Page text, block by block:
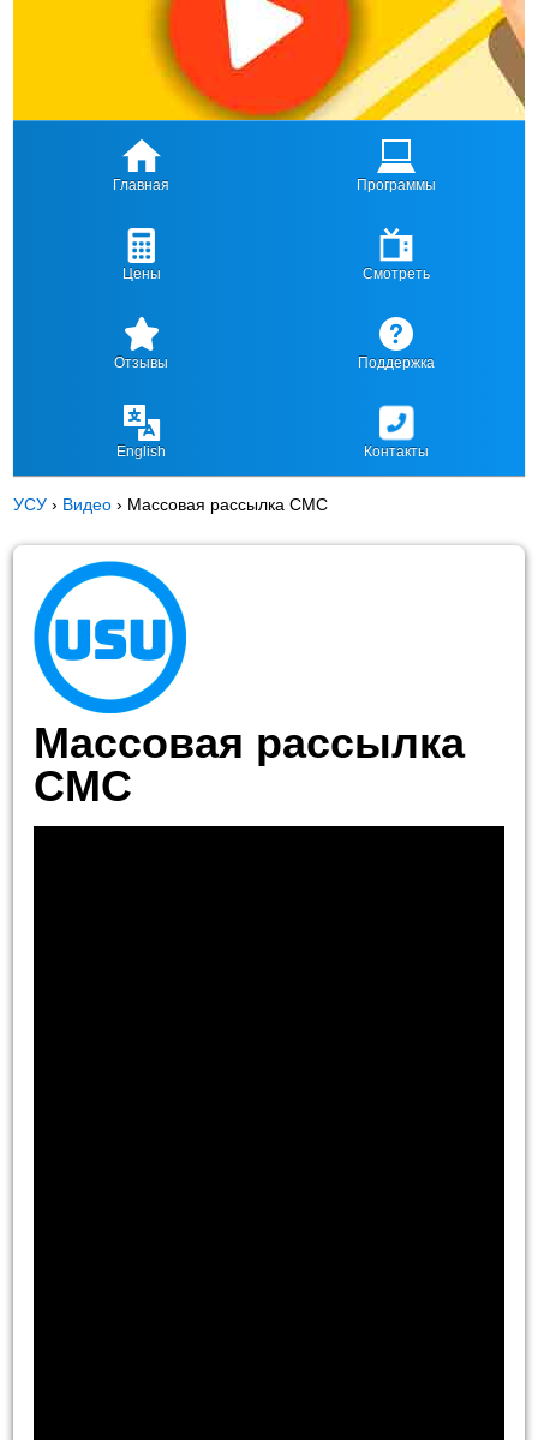
Главная Программы
Цены Смотреть
Отзывы Поддержка
English Контакты
УСУ › Видео › Массовая рассылка СМС
Массовая рассылка
СМС